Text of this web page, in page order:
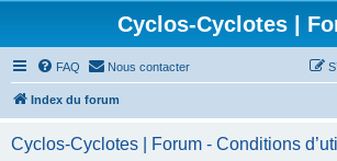
Cyclos-Cyclotes |
FAQ Nous contacter
Index du forum
Cyclos-Cyclotes | Forum - Conditions